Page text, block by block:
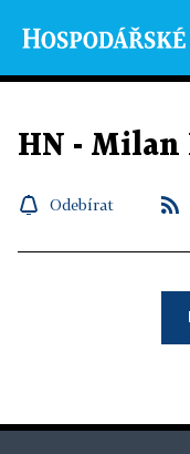
HN - Milan
Odebírat